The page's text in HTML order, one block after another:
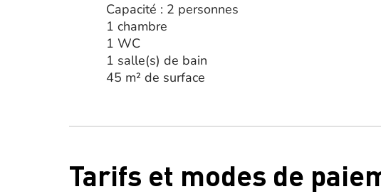
Capacité : 2 personnes
1 chambre
1 WC
1 salle(s) de bain
45 m² de surface
Tarifs et modes de